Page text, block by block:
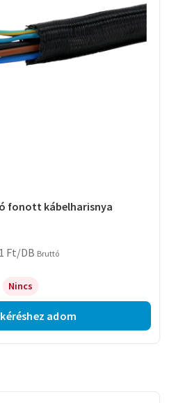
fonott kábelharisnya
Ft/DB Bruttó
Nincs
adom